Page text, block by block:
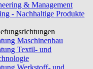
& Management
- Nachhaltige Produkte
Maschinenbau
Textil- und
Werkstoff- und